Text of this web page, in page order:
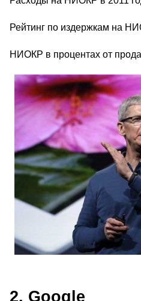
Рейтинг по издержкам на
НИОКР в процентах от
2. Google